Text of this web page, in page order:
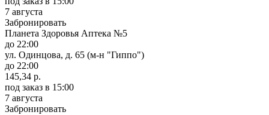
7 августа
Забронировать
Планета Здоровья Аптека №5
до 22:00
ул. Одинцова, д. 65 (м-н "Гиппо")
до 22:00
145,34 р.
под заказ в 15:00
7 августа
Забронировать